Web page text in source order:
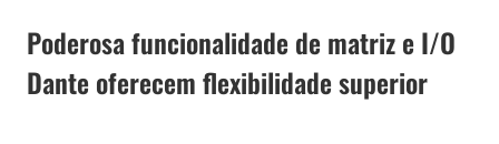
Poderosa funcionalidade de matriz e I/O
Dante oferecem flexibilidade superior